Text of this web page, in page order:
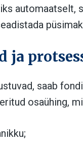
automaatselt,
ja
saab
osaühing,